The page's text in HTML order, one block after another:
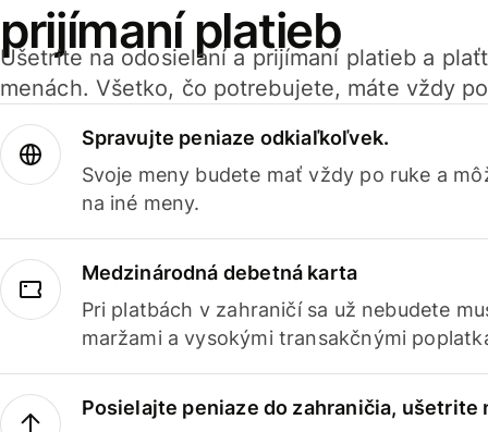
prijímaní platieb
Ušetrite na odosielaní a prijímaní platieb a
menách. Všetko, čo potrebujete, máte vždy
Spravujte peniaze odkiaľkoľvek.
Svoje meny budete mať vždy po ruke a
na iné meny.
Medzinárodná debetná karta
Pri platbách v zahraničí sa už nebudete
maržami a vysokými transakčnými
Posielajte peniaze do zahraničia, ušetrite